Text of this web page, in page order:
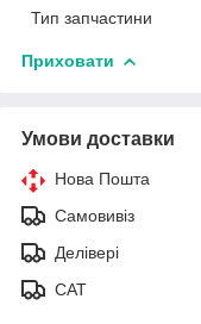
Тип запчастини
Приховати
Умови доставки
Нова Пошта
Самовивіз
Делівері
САТ